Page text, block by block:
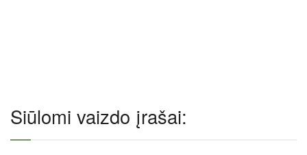
Siūlomi vaizdo įrašai: